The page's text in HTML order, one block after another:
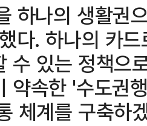
하나의 생활
다. 하나의 카
수 있는 정책으
약속한 '수도권
체계를 구축하